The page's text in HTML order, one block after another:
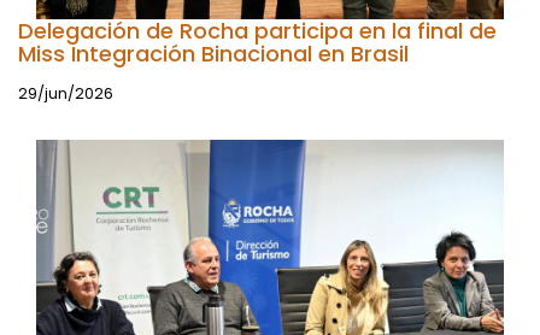
Delegación de Rocha participa en la final de
Miss Integración Binacional en Brasil
29/jun/2026